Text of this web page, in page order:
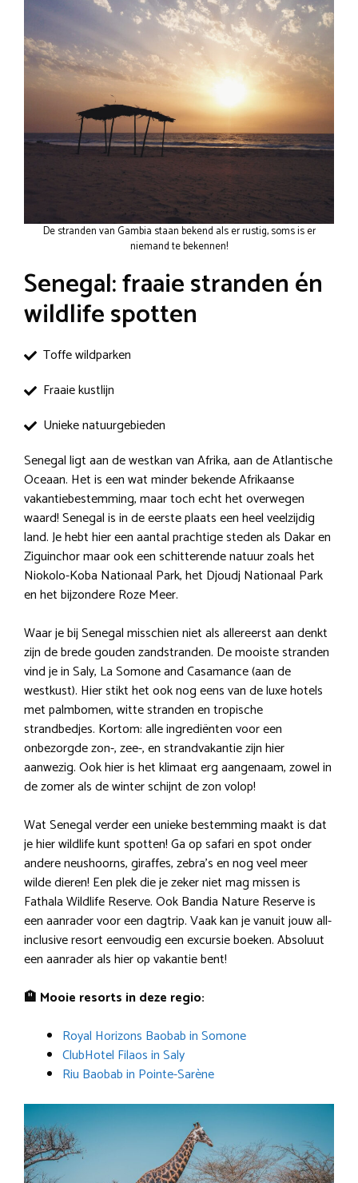
De stranden van Gambia staan bekend als er rustig, soms is er
niemand te bekennen!
Senegal: fraaie stranden én
wildlife spotten
Toffe wildparken
Fraaie kustlijn
Unieke natuurgebieden
Senegal ligt aan de westkan van Afrika, aan de Atlantische
Oceaan. Het is een wat minder bekende Afrikaanse
vakantiebestemming, maar toch echt het overwegen
waard! Senegal is in de eerste plaats een heel veelzijdig
land. Je hebt hier een aantal prachtige steden als Dakar en
Ziguinchor maar ook een schitterende natuur zoals het
Niokolo-Koba Nationaal Park, het Djoudj Nationaal Park
en het bijzondere Roze Meer.
Waar je bij Senegal misschien niet als allereerst aan denkt
zijn de brede gouden zandstranden. De mooiste stranden
vind je in Saly, La Somone and Casamance (aan de
westkust). Hier stikt het ook nog eens van de luxe hotels
met palmbomen, witte stranden en tropische
strandbedjes. Kortom: alle ingrediënten voor een
onbezorgde zon-, zee-, en strandvakantie zijn hier
aanwezig. Ook hier is het klimaat erg aangenaam, zowel in
de zomer als de winter schijnt de zon volop!
Wat Senegal verder een unieke bestemming maakt is dat
je hier wildlife kunt spotten! Ga op safari en spot onder
andere neushoorns, giraffes, zebra’s en nog veel meer
wilde dieren! Een plek die je zeker niet mag missen is
Fathala Wildlife Reserve. Ook Bandia Nature Reserve is
een aanrader voor een dagtrip. Vaak kan je vanuit jouw all-
inclusive resort eenvoudig een excursie boeken. Absoluut
een aanrader als hier op vakantie bent!
🏨 Mooie resorts in deze regio:
Royal Horizons Baobab in Somone
ClubHotel Filaos in Saly
Riu Baobab in Pointe-Sarène